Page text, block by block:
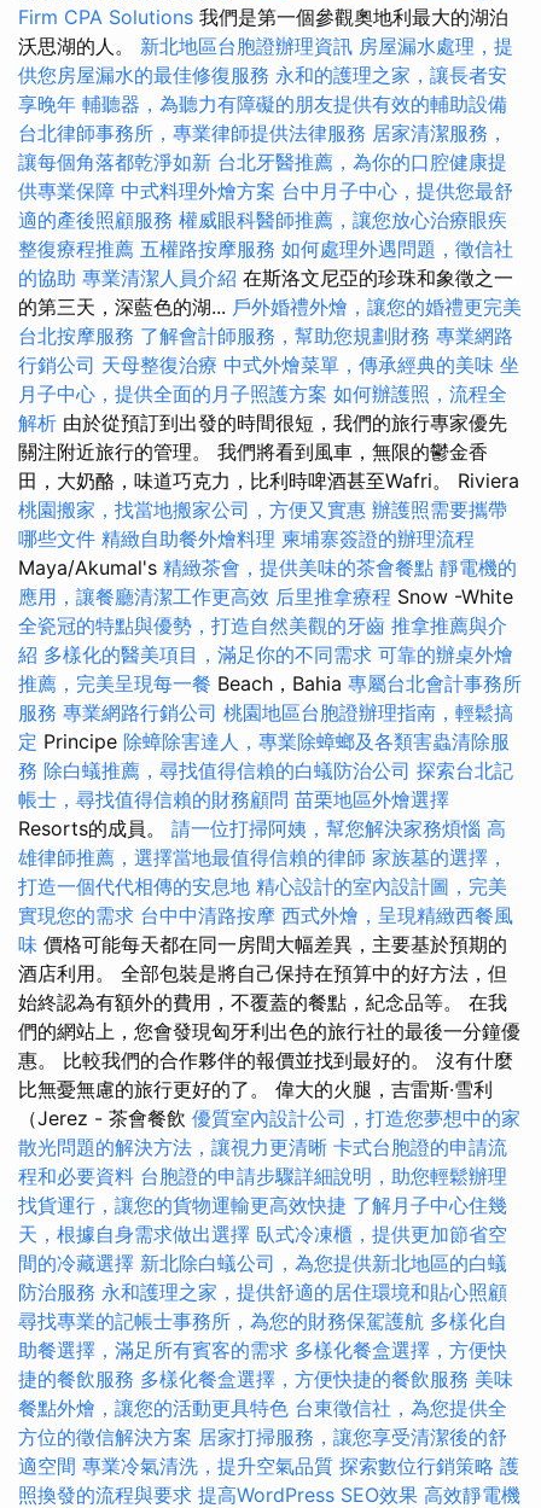
Firm CPA Solutions 我們是第一個參觀奧地利最大的湖泊
沃思湖的人。 新北地區台胞證辦理資訊 房屋漏水處理，提
供您房屋漏水的最佳修復服務 永和的護理之家，讓長者安
享晚年 輔聽器，為聽力有障礙的朋友提供有效的輔助設備
台北律師事務所，專業律師提供法律服務 居家清潔服務，
讓每個角落都乾淨如新 台北牙醫推薦，為你的口腔健康提
供專業保障 中式料理外燴方案 台中月子中心，提供您最舒
適的產後照顧服務 權威眼科醫師推薦，讓您放心治療眼疾
整復療程推薦 五權路按摩服務 如何處理外遇問題，徵信社
的協助 專業清潔人員介紹 在斯洛文尼亞的珍珠和象徵之一
的第三天，深藍色的湖... 戶外婚禮外燴，讓您的婚禮更完美
台北按摩服務 了解會計師服務，幫助您規劃財務 專業網路
行銷公司 天母整復治療 中式外燴菜單，傳承經典的美味 坐
月子中心，提供全面的月子照護方案 如何辦護照，流程全
解析 由於從預訂到出發的時間很短，我們的旅行專家優先
關注附近旅行的管理。 我們將看到風車，無限的鬱金香
田，大奶酪，味道巧克力，比利時啤酒甚至Wafri。 Riviera
桃園搬家，找當地搬家公司，方便又實惠 辦護照需要攜帶
哪些文件 精緻自助餐外燴料理 柬埔寨簽證的辦理流程
Maya/Akumal's 精緻茶會，提供美味的茶會餐點 靜電機的
應用，讓餐廳清潔工作更高效 后里推拿療程 Snow -White
全瓷冠的特點與優勢，打造自然美觀的牙齒 推拿推薦與介
紹 多樣化的醫美項目，滿足你的不同需求 可靠的辦桌外燴
推薦，完美呈現每一餐 Beach，Bahia 專屬台北會計事務所
服務 專業網路行銷公司 桃園地區台胞證辦理指南，輕鬆搞
定 Principe 除蟑除害達人，專業除蟑螂及各類害蟲清除服
務 除白蟻推薦，尋找值得信賴的白蟻防治公司 探索台北記
帳士，尋找值得信賴的財務顧問 苗栗地區外燴選擇
Resorts的成員。 請一位打掃阿姨，幫您解決家務煩惱 高
雄律師推薦，選擇當地最值得信賴的律師 家族墓的選擇，
打造一個代代相傳的安息地 精心設計的室內設計圖，完美
實現您的需求 台中中清路按摩 西式外燴，呈現精緻西餐風
味 價格可能每天都在同一房間大幅差異，主要基於預期的
酒店利用。 全部包裝是將自己保持在預算中的好方法，但
始終認為有額外的費用，不覆蓋的餐點，紀念品等。 在我
們的網站上，您會發現匈牙利出色的旅行社的最後一分鐘優
惠。 比較我們的合作夥伴的報價並找到最好的。 沒有什麼
比無憂無慮的旅行更好的了。 偉大的火腿，吉雷斯·雪利
（Jerez - 茶會餐飲 優質室內設計公司，打造您夢想中的家
散光問題的解決方法，讓視力更清晰 卡式台胞證的申請流
程和必要資料 台胞證的申請步驟詳細說明，助您輕鬆辦理
找貨運行，讓您的貨物運輸更高效快捷 了解月子中心住幾
天，根據自身需求做出選擇 臥式冷凍櫃，提供更加節省空
間的冷藏選擇 新北除白蟻公司，為您提供新北地區的白蟻
防治服務 永和護理之家，提供舒適的居住環境和貼心照顧
尋找專業的記帳士事務所，為您的財務保駕護航 多樣化自
助餐選擇，滿足所有賓客的需求 多樣化餐盒選擇，方便快
捷的餐飲服務 多樣化餐盒選擇，方便快捷的餐飲服務 美味
餐點外燴，讓您的活動更具特色 台東徵信社，為您提供全
方位的徵信解決方案 居家打掃服務，讓您享受清潔後的舒
適空間 專業冷氣清洗，提升空氣品質 探索數位行銷策略 護
照換發的流程與要求 提高WordPress SEO效果 高效靜電機